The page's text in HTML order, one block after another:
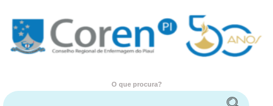
O que procura?